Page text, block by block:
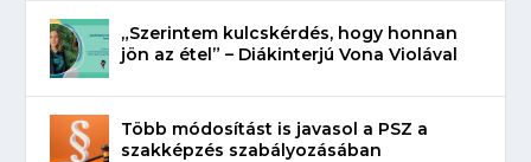
„Szerintem kulcskérdés, hogy honnan
jön az étel” – Diákinterjú Vona Violával
Több módosítást is javasol a PSZ a
szakképzés szabályozásában